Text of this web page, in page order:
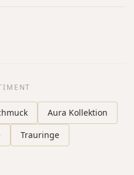
Aura Kollektion
Trauringe